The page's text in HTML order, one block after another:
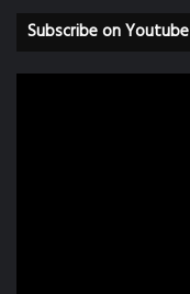
Subscribe on Youtube